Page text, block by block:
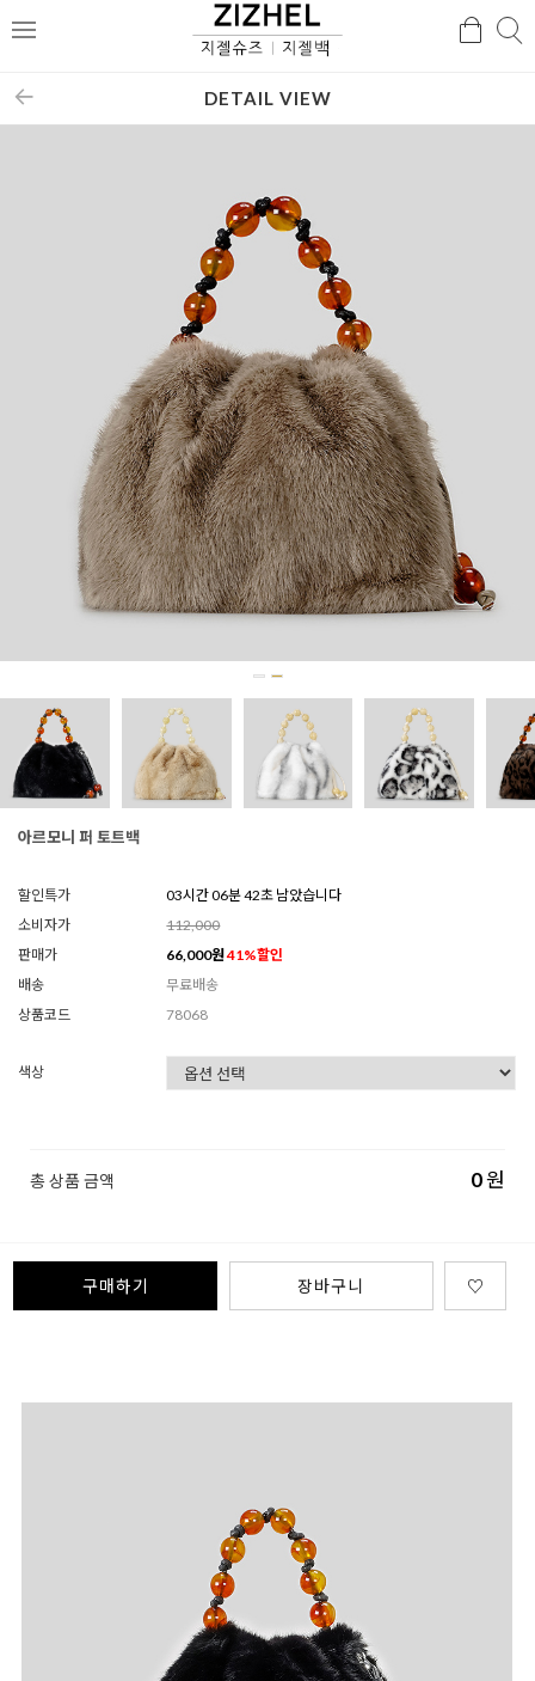
메
검
DETAIL VIEW
아르모니 퍼 토트백
할인특가
03시간 06분 40초 남았습니다
소비자가
112,000
판매가
66,000원41 %할인
배송
무료배송
상품코드
78068
색상
총 상품 금액 0원
구매하기 장바구니 ♡